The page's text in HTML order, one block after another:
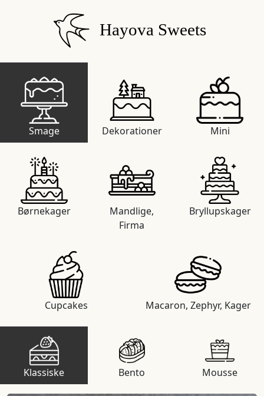
Hayova Sweets
Smage Dekorationer Mini
Børnekager
Mandlige,
Firma
Bryllupskager
Cupcakes Macaron, Zephyr, Kager
Klassiske Bento Mousse